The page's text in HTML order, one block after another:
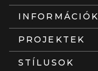
INFORMÁCIÓK
PROJEKTEK
STÍLUSOK